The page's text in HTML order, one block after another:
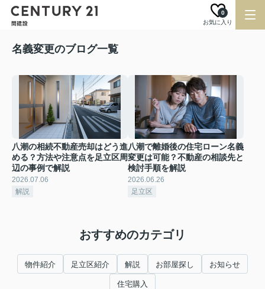
お気に入り
0
名義変更のブログ一覧
八潮の相続不動産売却はどう進
める？方法や注意点を足立区周
辺の事例で解説
2026.07.06
解説
八潮で離婚後の住宅ローン名義
変更は可能？不動産の相談先と
検討手順を解説
2026.06.26
足立区
おすすめのカテゴリ
物件紹介 足立区紹介 解説 お部屋探し お知らせ
住宅購入